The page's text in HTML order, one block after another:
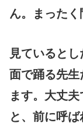
ん。まったく
見ていると
面で踊る先
ます。大丈
と、前に呼ば